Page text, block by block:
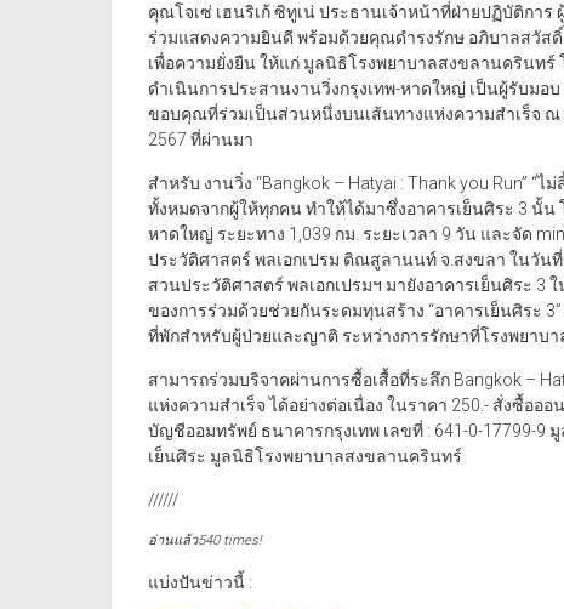
คุณโจเซ่ เฮนริเก้ ซิทูเน่ ประธานเจ้าหน้าที่ฝ่ายปฏิบัติกา
ร่วมแสดงความยินดี พร้อมด้วยคุณดำรงรักษ อภิบาลสวัส
เพื่อความยั่งยืน ให้แก่ มูลนิธิโรงพยาบาลสงขลานครินท
ดำเนินการประสานงานวิ่งกรุงเทพ-หาดใหญ่ เป็นผู้รับมอบ
ขอบคุณที่ร่วมเป็นส่วนหนึ่งบนเส้นทางแห่งความสำเร็จ ณ
2567 ที่ผ่านมา
สำหรับ งานวิ่ง “Bangkok – Hatyai : Thank you Run”
ทั้งหมดจากผู้ให้ทุกคน ทำให้ได้มาซึ่งอาคารเย็นศิระ 3 นั้น
หาดใหญ่ ระยะทาง 1,039 กม. ระยะเวลา 9 วัน และจัด
ประวัติศาสตร์ พลเอกเปรม ติณสูลานนท์ จ.สงขลา ในวัน
สวนประวัติศาสตร์ พลเอกเปรมฯ มายังอาคารเย็นศิระ 3
ของการร่วมด้วยช่วยกันระดมทุนสร้าง “อาคารเย็นศิระ
ที่พักสำหรับผู้ป่วยและญาติ ระหว่างการรักษาที่โรงพยาบ
สามารถร่วมบริจาคผ่านการซื้อเสื้อที่ระลึก Bangkok –
แห่งความสำเร็จ ได้อย่างต่อเนื่อง ในราคา 250.- สั่งซื้ออ
บัญชีออมทรัพย์ ธนาคารกรุงเทพ เลขที่ : 641-0-17799-
เย็นศิระ มูลนิธิโรงพยาบาลสงขลานครินทร์
//////
อ่านแล้ว540 times!
แบ่งปันข่าวนี้ :